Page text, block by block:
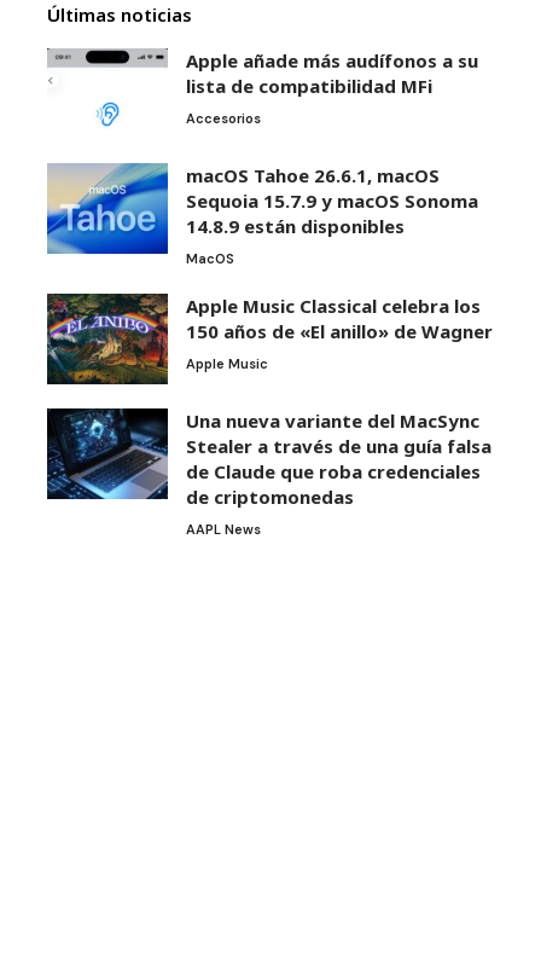
Últimas noticias
Apple añade más audífonos a su
lista de compatibilidad MFi
Accesorios
macOS Tahoe 26.6.1, macOS
Sequoia 15.7.9 y macOS Sonoma
14.8.9 están disponibles
MacOS
Apple Music Classical celebra los
150 años de «El anillo» de Wagner
Apple Music
Una nueva variante del MacSync
Stealer a través de una guía falsa
de Claude que roba credenciales
de criptomonedas
AAPL News